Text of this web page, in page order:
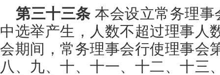
第三十三条本会设立常务理事
中选举产生，人数不超过理事人
会期间，常务理事会行使理事会
八、九、十、十一、十二、十三